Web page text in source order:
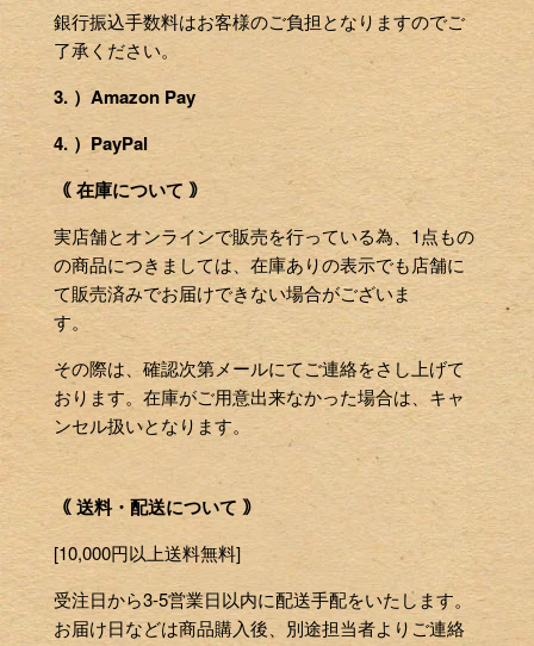
銀行振込手数料はお客様のご負担となりますのでご
了承ください。
3. ）Amazon Pay
4. ）PayPal
｟ 在庫について ｠
実店舗とオンラインで販売を行っている為、1点もの
の商品につきましては、在庫ありの表示でも店舗に
て販売済みでお届けできない場合がございま
す。
その際は、確認次第メールにてご連絡をさし上げて
おります。在庫がご用意出来なかった場合は、キャ
ンセル扱いとなります。
｟ 送料・配送について ｠
[10,000円以上送料無料]
受注日から3-5営業日以内に配送手配をいたします。
お届け日などは商品購入後、別途担当者よりご連絡